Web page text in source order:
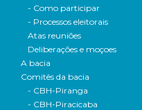
- Como participar
- Processos eleitorais
Atas reuniões
Deliberações e moçoes
A bacia
Comitês da bacia
- CBH-Piranga
- CBH-Piracicaba